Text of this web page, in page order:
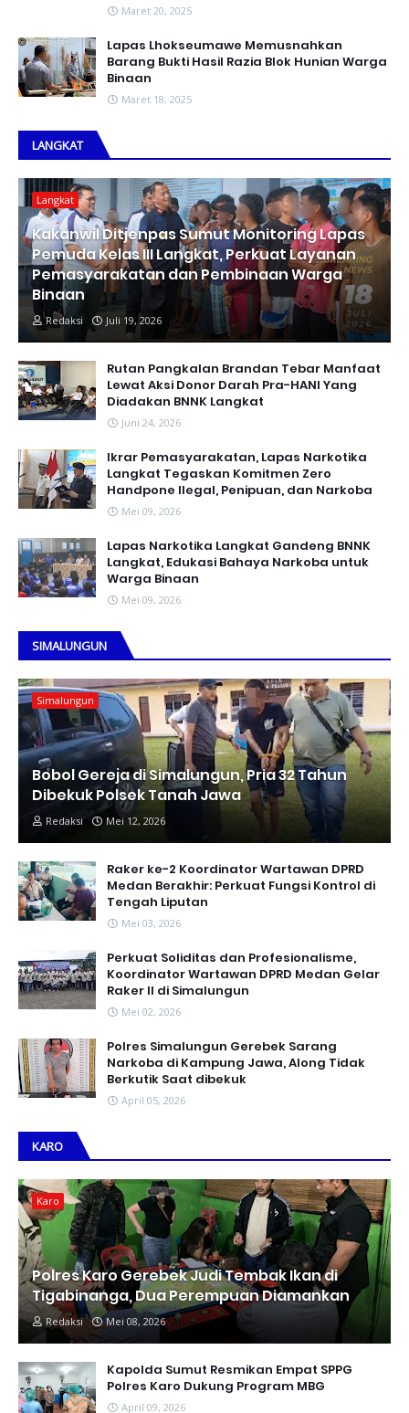
Maret 20, 2025
Lapas Lhokseumawe Memusnahkan
Barang Bukti Hasil Razia Blok Hunian Warga
Binaan
Maret 18, 2025
LANGKAT
Langkat
Kakanwil Ditjenpas Sumut Monitoring Lapas
Pemuda Kelas III Langkat, Perkuat Layanan
Pemasyarakatan dan Pembinaan Warga
Binaan
Redaksi Juli 19, 2026
Rutan Pangkalan Brandan Tebar Manfaat
Lewat Aksi Donor Darah Pra-HANI Yang
Diadakan BNNK Langkat
Juni 24, 2026
Ikrar Pemasyarakatan, Lapas Narkotika
Langkat Tegaskan Komitmen Zero
Handpone llegal, Penipuan, dan Narkoba
Mei 09, 2026
Lapas Narkotika Langkat Gandeng BNNK
Langkat, Edukasi Bahaya Narkoba untuk
Warga Binaan
Mei 09, 2026
SIMALUNGUN
Simalungun
Bobol Gereja di Simalungun, Pria 32 Tahun
Dibekuk Polsek Tanah Jawa
Redaksi Mei 12, 2026
Raker ke-2 Koordinator Wartawan DPRD
Medan Berakhir: Perkuat Fungsi Kontrol di
Tengah Liputan
Mei 03, 2026
Perkuat Soliditas dan Profesionalisme,
Koordinator Wartawan DPRD Medan Gelar
Raker II di Simalungun
Mei 02, 2026
Polres Simalungun Gerebek Sarang
Narkoba di Kampung Jawa, Along Tidak
Berkutik Saat dibekuk
April 05, 2026
KARO
Karo
Polres Karo Gerebek Judi Tembak Ikan di
Tigabinanga, Dua Perempuan Diamankan
Redaksi Mei 08, 2026
Kapolda Sumut Resmikan Empat SPPG
Polres Karo Dukung Program MBG
April 09, 2026